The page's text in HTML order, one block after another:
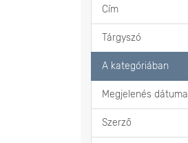
Cím
Tárgyszó
A kategóriában
Megjelenés dátuma
Szerző